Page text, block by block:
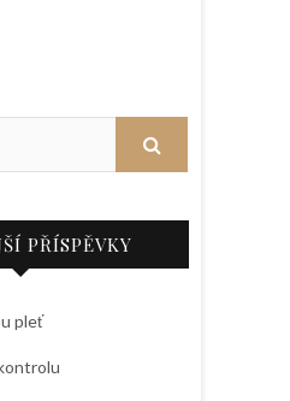
PŘÍSPĚVKY
pleť